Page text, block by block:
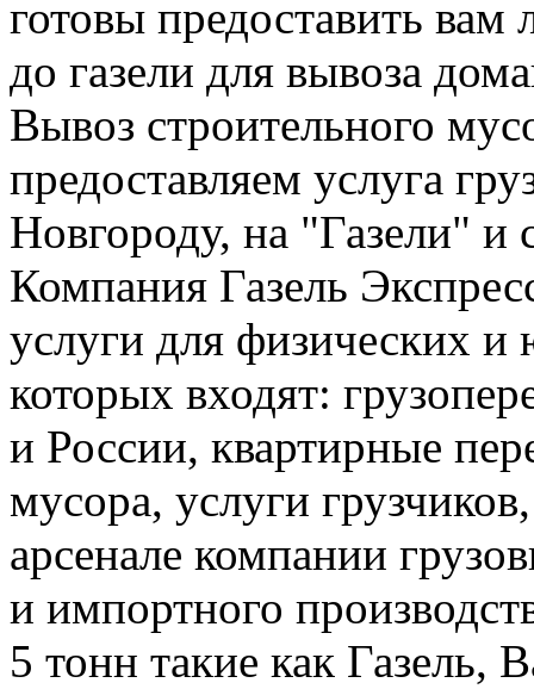
готовы предоставить
до газели для вывоза
Вывоз строительного
предоставляем услуга
Новгороду, на "Газели" и
Компания Газель
услуги для физических
которых входят:
и России, квартирные
мусора, услуги
арсенале компании
и импортного
5 тонн такие как